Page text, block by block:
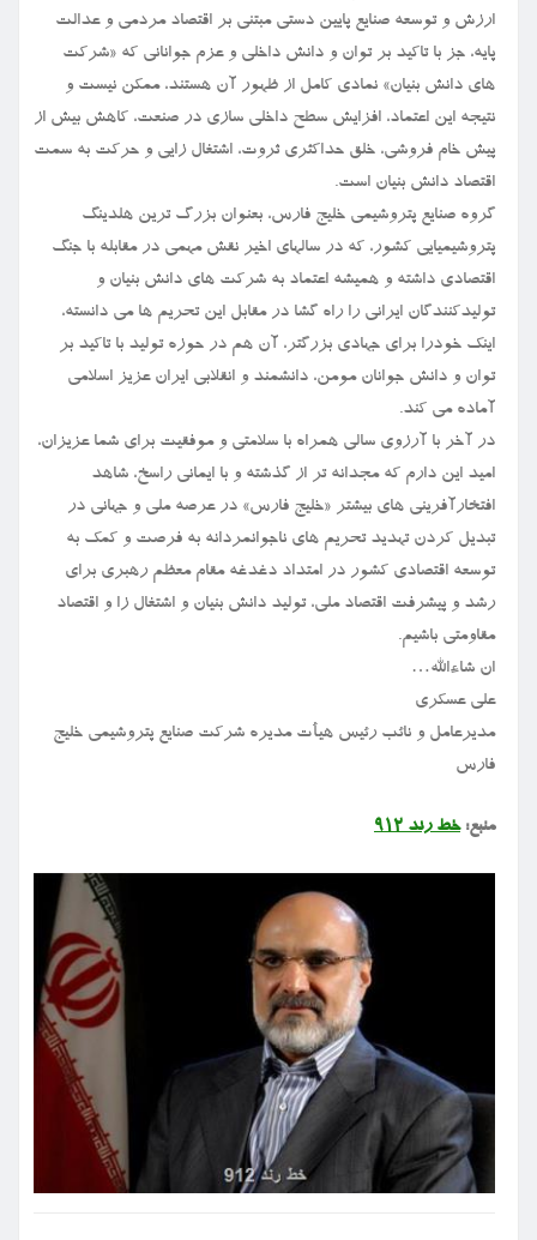
ارزش و توسعه صنایع پایین دستی مبتنی بر اقتصاد مردمی و عدالت
پایه، جز با تاکید بر توان و دانش داخلی و عزم جوانانی که «شرکت
های دانش بنیان» نمادی کامل از ظهور آن هستند، ممکن نیست و
نتیجه این اعتماد، افزایش سطح داخلی سازی در صنعت، کاهش بیش از
پیش خام فروشی، خلق حداکثری ثروت، اشتغال زایی و حرکت به سمت
اقتصاد دانش بنیان است.
گروه صنایع پتروشیمی خلیج فارس، بعنوان بزرگ ترین هلدینگ
پتروشیمیایی کشور، که در سالهای اخیر نقش مهمی در مقابله با جنگ
اقتصادی داشته و همیشه اعتماد به شرکت های دانش بنیان و
تولیدکنندگان ایرانی را راه گشا در مقابل این تحریم ها می دانسته،
اینک خودرا برای جهادی بزرگتر، آن هم در حوزه تولید با تاکید بر
توان و دانش جوانان مومن، دانشمند و انقلابی ایران عزیز اسلامی
آماده می کند.
در آخر با آرزوی سالی همراه با سلامتی و موفقیت برای شما عزیزان،
امید این دارم که مجدانه تر از گذشته و با ایمانی راسخ، شاهد
افتخارآفرینی های بیشتر «خلیج فارس» در عرصه ملی و جهانی در
تبدیل کردن تهدید تحریم های ناجوانمردانه به فرصت و کمک به
توسعه اقتصادی کشور در امتداد دغدغه مقام معظم رهبری برای
رشد و پیشرفت اقتصاد ملی، تولید دانش بنیان و اشتغال زا و اقتصاد
مقاومتی باشیم.
ان شاءالله…
علی عسکری
مدیرعامل و نائب رئیس هیأت مدیره شرکت صنایع پتروشیمی خلیج
فارس
منبع:خط رند ۹۱۲